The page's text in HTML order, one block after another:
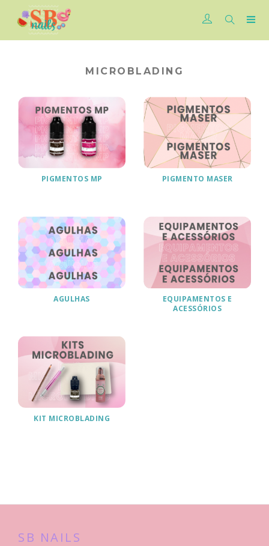
MICROBLADING
PIGMENTOS MP PIGMENTO MASER
AGULHAS
EQUIPAMENTOS E
ACESSÓRIOS
KIT MICROBLADING
SB NAILS